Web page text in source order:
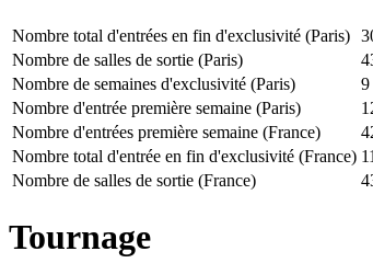
Nombre total d'entrées en fin d'exclusivité (Paris)
Nombre de salles de sortie (Paris)
Nombre de semaines d'exclusivité (Paris)
9
Nombre d'entrée première semaine (Paris)
Nombre d'entrées première semaine (France)
Nombre total d'entrée en fin d'exclusivité (France)
Nombre de salles de sortie (France)
Tournage